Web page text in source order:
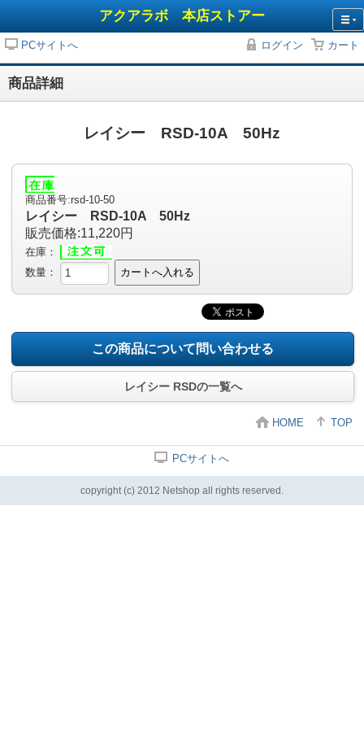
アクアラボ 本店ストアー
PCサイトへ ログイン カート
商品詳細
レイシー RSD-10A 50Hz
商品番号:rsd-10-50
レイシー RSD-10A 50Hz
販売価格:11,220円
在庫：
数量：
カートへ入れる
この商品について問い合わせる
レイシー RSDの一覧へ
HOME TOP
PCサイトへ
copyright (c) 2012 Netshop all rights reserved.